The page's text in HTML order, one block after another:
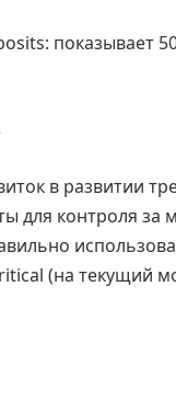
показывает
в развитии
для контроля за
(на текущий